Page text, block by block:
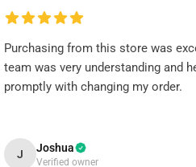
Purchasing from this store was
team was very understanding and
promptly with changing my order.
J Joshua
Verified owner